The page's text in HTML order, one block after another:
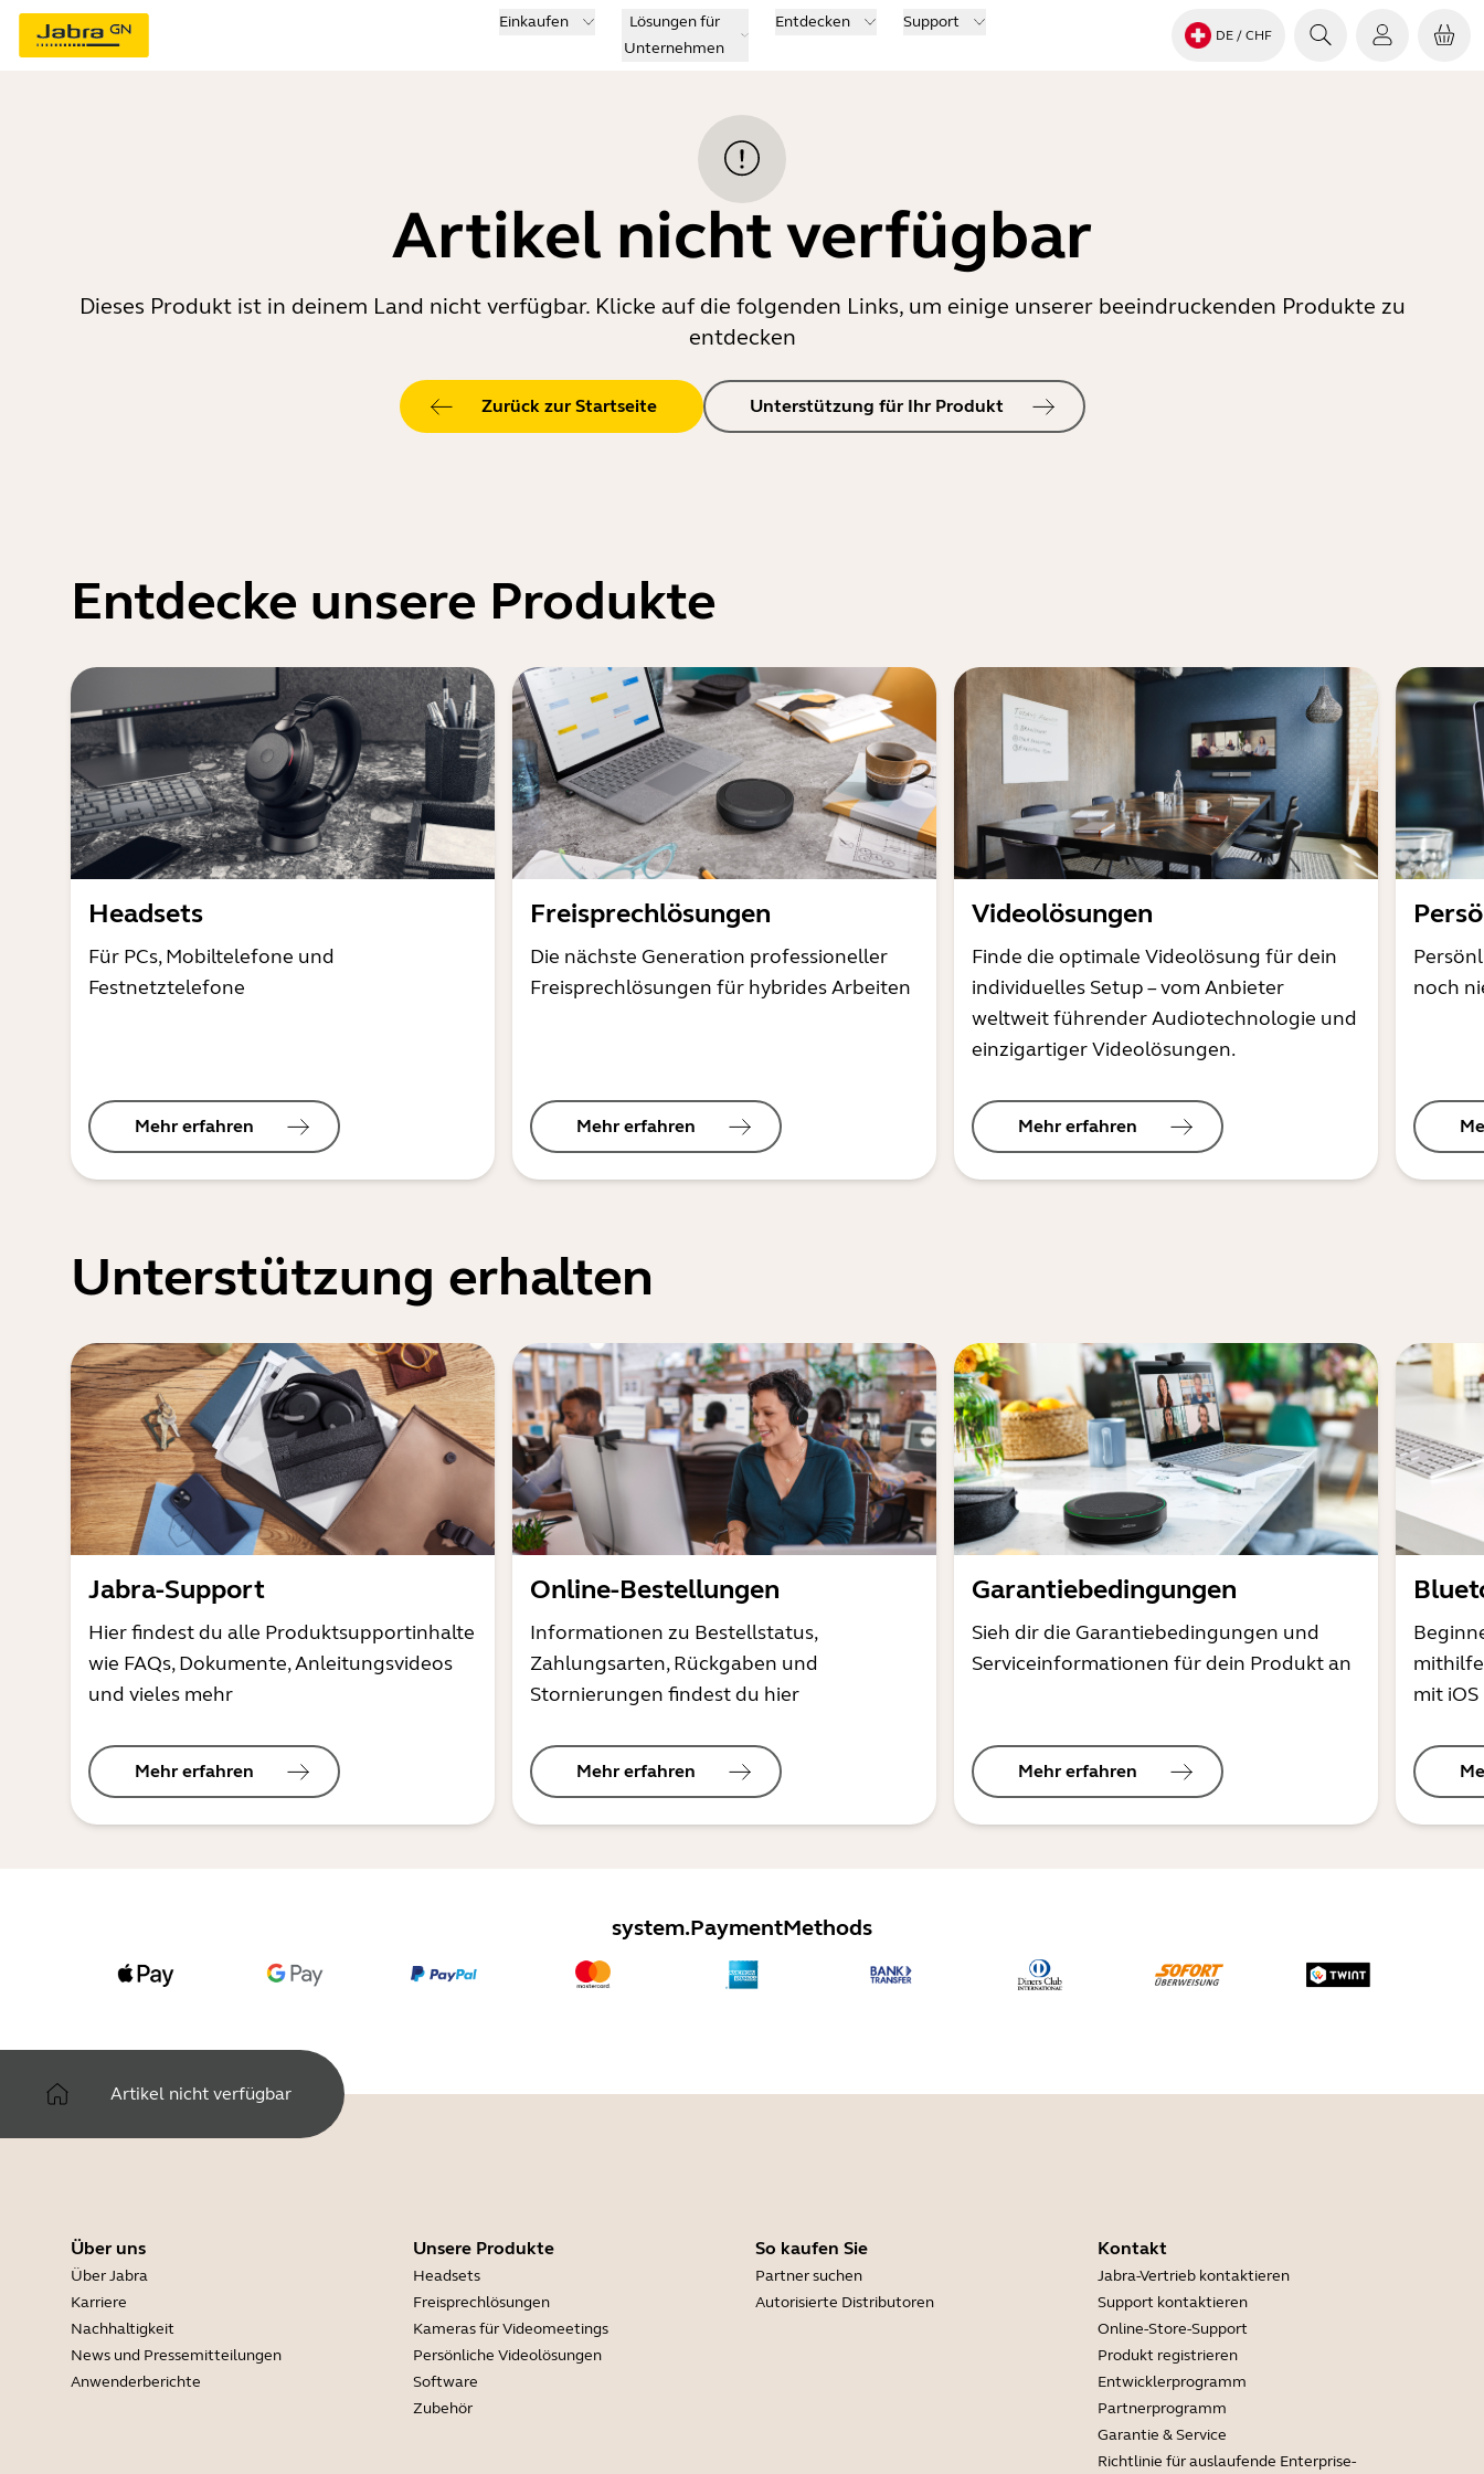
Einkaufen
Lösungen für
Unternehmen
Entdecken Support
DE / CHF
Artikel nicht verfügbar
Dieses Produkt ist in deinem Land nicht verfügbar. Klicke auf die folgenden Links, um einige unserer beeindruckenden Produkte zu
entdecken
Zurück zur Startseite Unterstützung für Ihr Produkt
Entdecke unsere Produkte
Headsets
Für PCs, Mobiltelefone und
Festnetztelefone
Mehr erfahren
Freisprechlösungen
Die nächste Generation professioneller
Freisprechlösungen für hybrides Arbeiten
Mehr erfahren
Videolösungen
Finde die optimale Videolösung für dein
individuelles Setup – vom Anbieter
weltweit führender Audiotechnologie und
einzigartiger Videolösungen.
Mehr erfahren
noch
Unterstützung erhalten
Jabra-Support
Hier findest du alle Produktsupportinhalte
wie FAQs, Dokumente, Anleitungsvideos
und vieles mehr
Mehr erfahren
Online-Bestellungen
Informationen zu Bestellstatus,
Zahlungsarten, Rückgaben und
Stornierungen findest du hier
Mehr erfahren
Garantiebedingungen
Sieh dir die Garantiebedingungen und
Serviceinformationen für dein Produkt an
Mehr erfahren
mit
system.PaymentMethods
Artikel nicht verfügbar
Über uns
Über Jabra
Karriere
Nachhaltigkeit
News und Pressemitteilungen
Anwenderberichte
Unsere Produkte
Headsets
Freisprechlösungen
Kameras für Videomeetings
Persönliche Videolösungen
Software
Zubehör
So kaufen Sie
Partner suchen
Autorisierte Distributoren
Kontakt
Jabra-Vertrieb kontaktieren
Support kontaktieren
Online-Store-Support
Produkt registrieren
Entwicklerprogramm
Partnerprogramm
Garantie & Service
Richtlinie für auslaufende Enterprise-